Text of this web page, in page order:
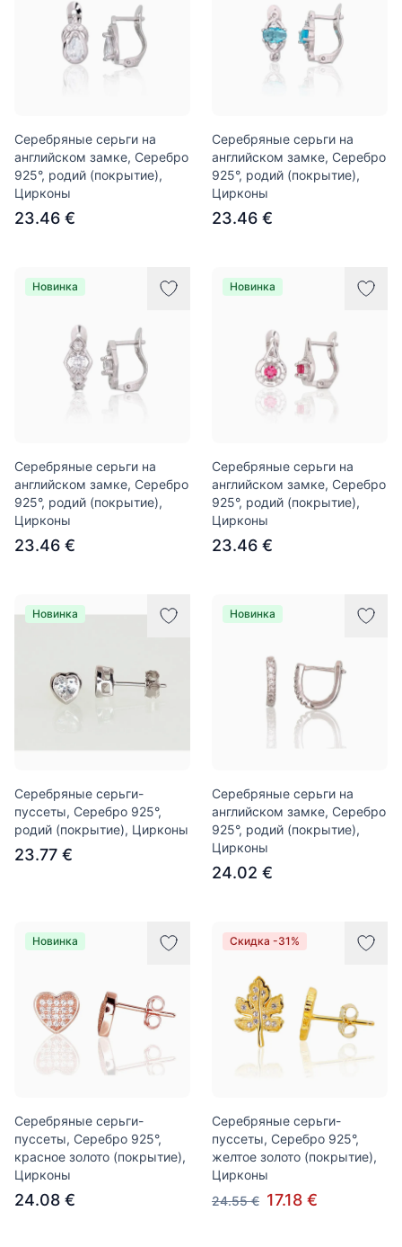
Серебряные серьги на
английском замке, Серебро
925°, родий (покрытие),
Цирконы
23.46 €
Серебряные серьги на
английском замке, Серебро
925°, родий (покрытие),
Цирконы
23.46 €
Новинка
Серебряные серьги на
английском замке, Серебро
925°, родий (покрытие),
Цирконы
23.46 €
Новинка
Серебряные серьги на
английском замке, Серебро
925°, родий (покрытие),
Цирконы
23.46 €
Новинка
Серебряные серьги-
пуссеты, Серебро 925°,
родий (покрытие), Цирконы
23.77 €
Новинка
Серебряные серьги на
английском замке, Серебро
925°, родий (покрытие),
Цирконы
24.02 €
Новинка
Серебряные серьги-
пуссеты, Серебро 925°,
красное золото (покрытие),
Цирконы
24.08 €
Скидка -31%
Серебряные серьги-
пуссеты, Серебро 925°,
желтое золото (покрытие),
Цирконы
24.55 € 17.18 €